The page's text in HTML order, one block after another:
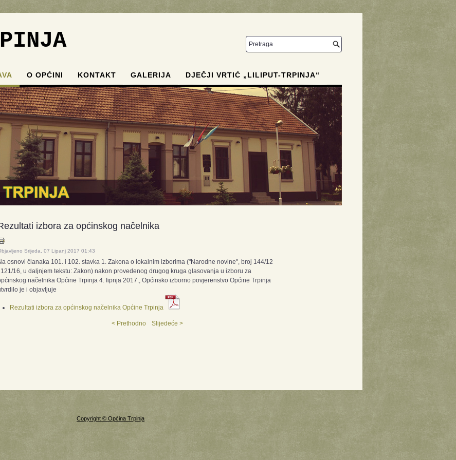
O OPĆINI KONTAKT GALERIJA DJEČJI VRTIĆ „LILIPUT-TRPINJA“
. . . .
izbora za općinskog načelnika
Srijeda, 07 Lipanj 2017 01:43
osnovi članaka 101. i 102. stavka 1. Zakona o lokalnim izborima ("Narodne novine", broj 144/12
121/16, u daljnjem tekstu: Zakon) nakon provedenog drugog kruga glasovanja u izboru za
načelnika Općine Trpinja 4. Iipnja 2017., Općinsko izborno povjerenstvo Općine Trpinja
je i objavljuje
Rezultati izbora za općinskog načelnika Općine Trpinja
< Prethodno Slijedeće >
Copyright © Općina Trpinja